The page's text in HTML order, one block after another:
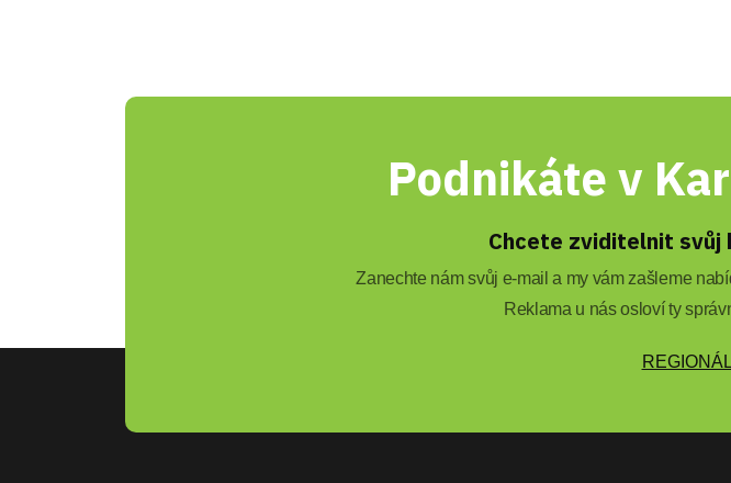
Podnikáte v
Chcete zviditelnit svůj
Zanechte nám svůj e-mail a my vám zašleme
Reklama u nás osloví ty